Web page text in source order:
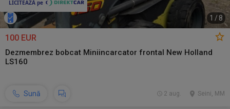
1 / 8
100 EUR
Dezmembrez bobcat Miniincarcator frontal New Holland
LS160
Sună Seini, MM
2 aug.